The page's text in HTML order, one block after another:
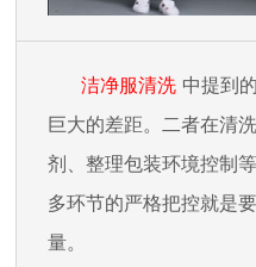
洁净服清洗 中提到
巨大的差距。二者在清
剂、整理包装环境控制
多环节的严格把控就是
量。